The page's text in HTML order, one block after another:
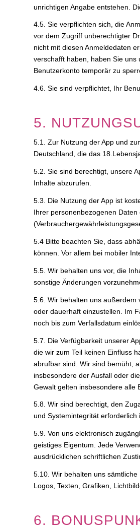
unrichtigen Angabe entstehen.
4.5. Sie verpflichten sich, die
vor dem Zugriff unberechtigter
nicht mit diesen Anmeldedaten
verschafft haben, haben Sie
Benutzerkonto temporär zu
4.6. Sie sind verpflichtet, Ihr
5.
5.1. Zur Nutzung der App und
Deutschland, die das
5.2. Sie sind berechtigt, unsere
Inhalte abzurufen.
5.3. Die Nutzung der App ist
Ihrer personenbezogenen
5.4 Bitte beachten Sie, dass
können. Vor allem bei mobiler
5.5. Wir behalten uns vor, die
sonstige Änderungen
5.6. Wir behalten uns außerdem
oder dauerhaft einzustellen. Im
noch bis zum Verfallsdatum
5.7. Die Verfügbarkeit unserer
die wir zum Teil keinen Einfluss
abrufbar sind. Wir sind bemüht,
insbesondere der Ausfall oder
Gewalt gelten insbesondere alle
5.8. Wir sind berechtigt, den
und Systemintegrität
5.9. Von uns elektronisch
geistiges Eigentum. Jede
ausdrücklichen schriftlichen
5.10. Wir behalten uns
Logos, Texten, Grafiken,
6.